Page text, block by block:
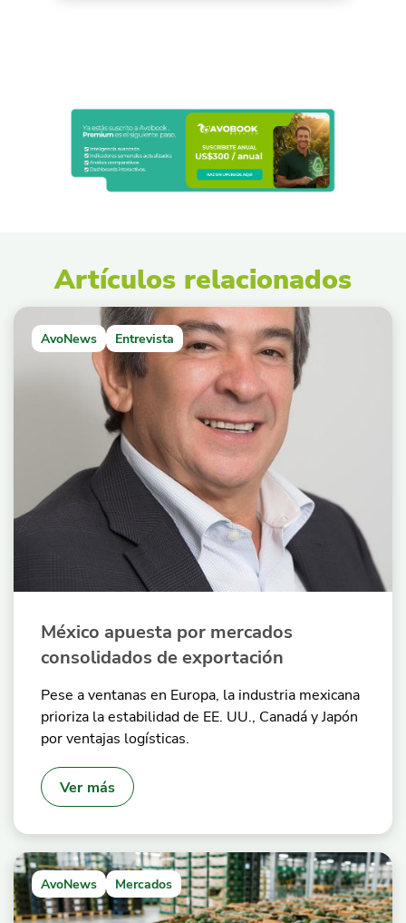
Artículos relacionados
AvoNews Entrevista
México apuesta por mercados
consolidados de exportación
Pese a ventanas en Europa, la industria mexicana
prioriza la estabilidad de EE. UU., Canadá y Japón
por ventajas logísticas.
Ver más
AvoNews Mercados